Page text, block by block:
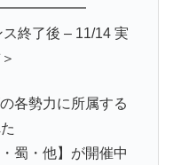
終了後 – 11/14 実
各勢力に所属する
蜀・他】が開催中